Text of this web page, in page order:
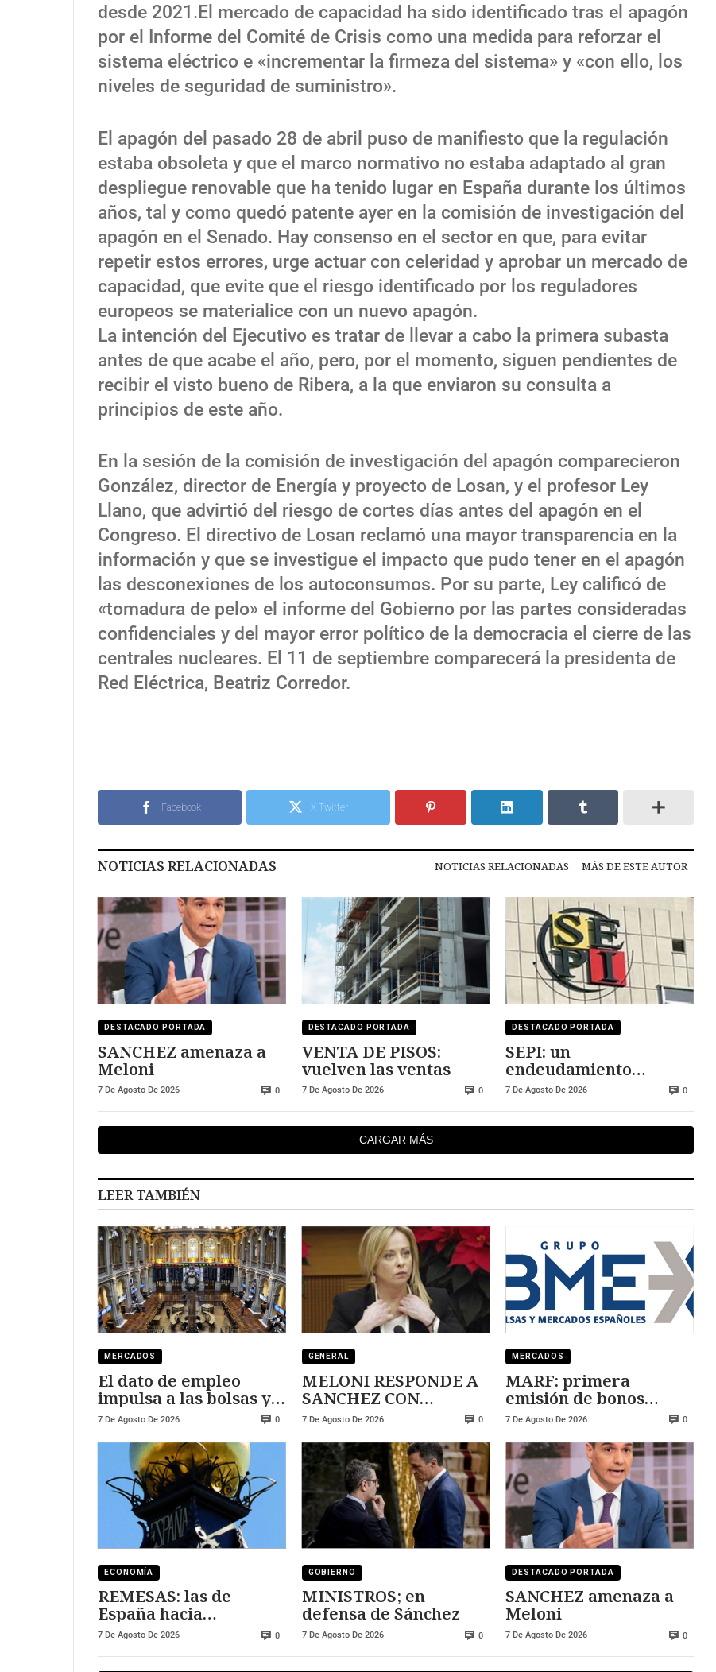
desde 2021.El mercado de capacidad ha sido identificado tras el apagón
por el Informe del Comité de Crisis como una medida para reforzar el
sistema eléctrico e «incrementar la firmeza del sistema» y «con ello, los
niveles de seguridad de suministro».
El apagón del pasado 28 de abril puso de manifiesto que la regulación
estaba obsoleta y que el marco normativo no estaba adaptado al gran
despliegue renovable que ha tenido lugar en España durante los últimos
años, tal y como quedó patente ayer en la comisión de investigación del
apagón en el Senado. Hay consenso en el sector en que, para evitar
repetir estos errores, urge actuar con celeridad y aprobar un mercado de
capacidad, que evite que el riesgo identificado por los reguladores
europeos se materialice con un nuevo apagón.
La intención del Ejecutivo es tratar de llevar a cabo la primera subasta
antes de que acabe el año, pero, por el momento, siguen pendientes de
recibir el visto bueno de Ribera, a la que enviaron su consulta a
principios de este año.
En la sesión de la comisión de investigación del apagón comparecieron
González, director de Energía y proyecto de Losan, y el profesor Ley
Llano, que advirtió del riesgo de cortes días antes del apagón en el
Congreso. El directivo de Losan reclamó una mayor transparencia en la
información y que se investigue el impacto que pudo tener en el apagón
las desconexiones de los autoconsumos. Por su parte, Ley calificó de
«tomadura de pelo» el informe del Gobierno por las partes consideradas
confidenciales y del mayor error político de la democracia el cierre de las
centrales nucleares. El 11 de septiembre comparecerá la presidenta de
Red Eléctrica, Beatriz Corredor.
Facebook X Twitter
NOTICIAS RELACIONADAS NOTICIAS RELACIONADAS MÁS DE ESTE AUTOR
DESTACADO PORTADA
SANCHEZ amenaza a
Meloni
7 De Agosto De 2026 0
DESTACADO PORTADA
VENTA DE PISOS:
vuelven las ventas
7 De Agosto De 2026 0
DESTACADO PORTADA
SEPI: un
endeudamiento
insostenible
7 De Agosto De 2026 0
CARGAR MÁS
LEER TAMBIÉN
MERCADOS
El dato de empleo
impulsa a las bolsas y
al sector tecnológico
7 De Agosto De 2026 0
GENERAL
MELONI RESPONDE A
SANCHEZ CON
DUREZA
7 De Agosto De 2026 0
MERCADOS
MARF: primera
emisión de bonos
convertibles
7 De Agosto De 2026 0
ECONOMÍA
REMESAS: las de
España hacia
Marruecos se han
7 De Agosto De 2026 0
GOBIERNO
MINISTROS; en
defensa de Sánchez
7 De Agosto De 2026 0
DESTACADO PORTADA
SANCHEZ amenaza a
Meloni
7 De Agosto De 2026 0